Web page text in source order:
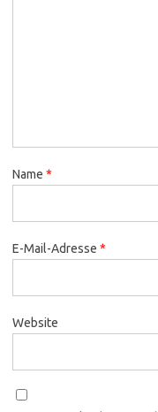
Name *
E-Mail-Adresse *
Website